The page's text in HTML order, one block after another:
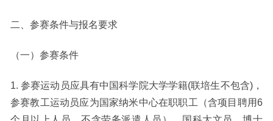
二、参赛条件与报名要求
（一）参赛条件
1.参赛运动员应具有中国科学院大学学籍(联培生不包含)，
参赛教工运动员应为国家纳米中心在职职工（含项目聘用6